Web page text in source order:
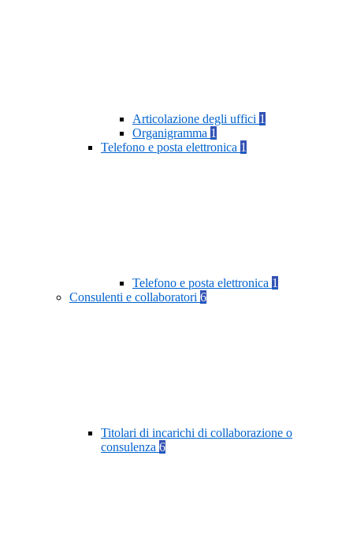
Articolazione degli uffici 1
Organigramma 1
Telefono e posta elettronica 1
Telefono e posta elettronica 1
Consulenti e collaboratori 6
Titolari di incarichi di collaborazione o
consulenza 6